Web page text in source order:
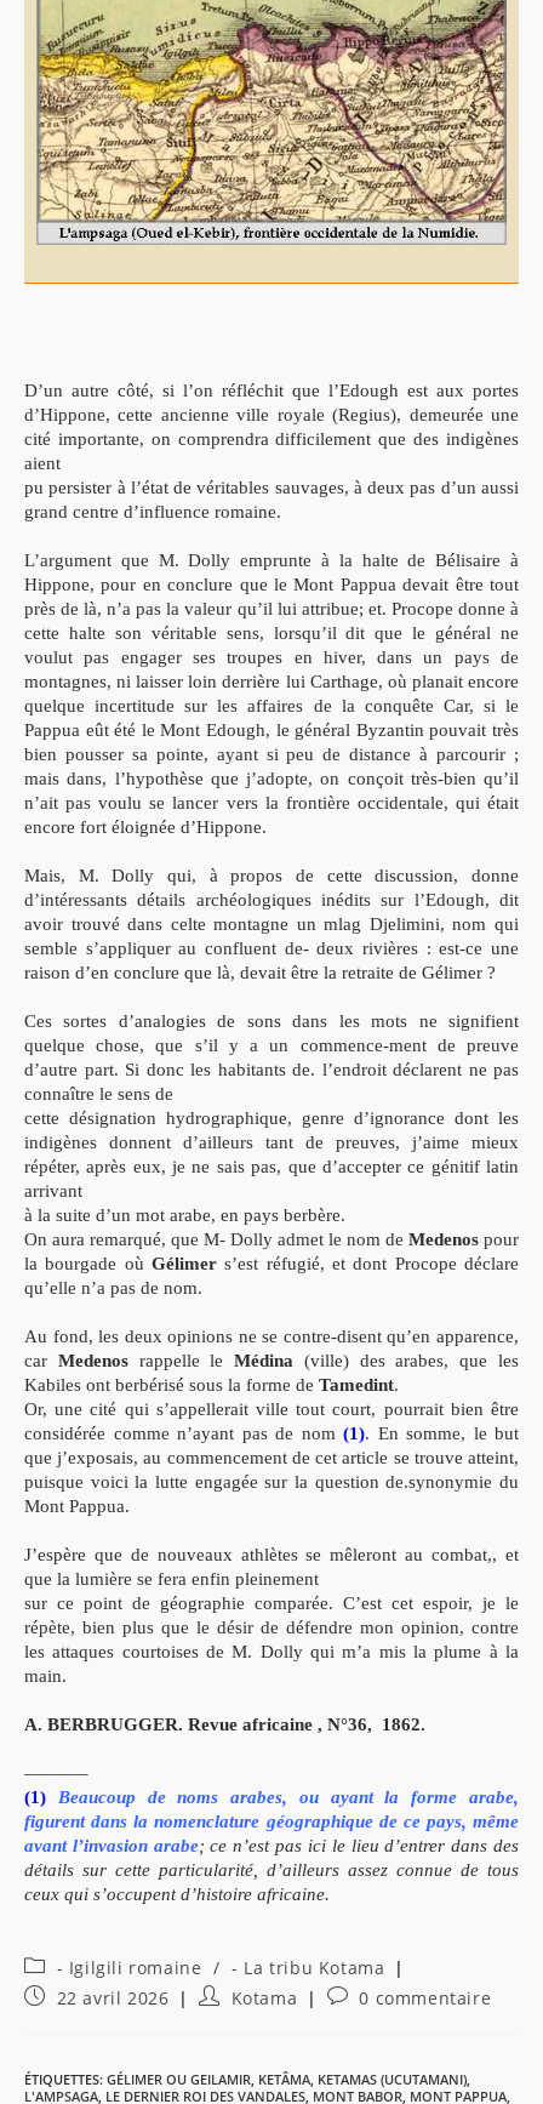
D’un autre côté, si l’on réfléchit que l’Edough est aux portes
d’Hippone, cette ancienne ville royale (Regius), demeurée une
cité importante, on comprendra difficilement que des indigènes
aient
pu persister à l’état de véritables sauvages, à deux pas d’un aussi
grand centre d’influence romaine.
L’argument que M. Dolly emprunte à la halte de Bélisaire à
Hippone, pour en conclure que le Mont Pappua devait être tout
près de là, n’a pas la valeur qu’il lui attribue; et. Procope donne à
cette halte son véritable sens, lorsqu’il dit que le général ne
voulut pas engager ses troupes en hiver, dans un pays de
montagnes, ni laisser loin derrière lui Carthage, où planait encore
quelque incertitude sur les affaires de la conquête Car, si le
Pappua eût été le Mont Edough, le général Byzantin pouvait très
bien pousser sa pointe, ayant si peu de distance à parcourir ;
mais dans, l’hypothèse que j’adopte, on conçoit très-bien qu’il
n’ait pas voulu se lancer vers la frontière occidentale, qui était
encore fort éloignée d’Hippone.
Mais, M. Dolly qui, à propos de cette discussion, donne
d’intéressants détails archéologiques inédits sur l’Edough, dit
avoir trouvé dans celte montagne un mlag Djelimini, nom qui
semble s’appliquer au confluent de- deux rivières : est-ce une
raison d’en conclure que là, devait être la retraite de Gélimer ?
Ces sortes d’analogies de sons dans les mots ne signifient
quelque chose, que s’il y a un commence-ment de preuve
d’autre part. Si donc les habitants de. l’endroit déclarent ne pas
connaître le sens de
cette désignation hydrographique, genre d’ignorance dont les
indigènes donnent d’ailleurs tant de preuves, j’aime mieux
répéter, après eux, je ne sais pas, que d’accepter ce génitif latin
arrivant
à la suite d’un mot arabe, en pays berbère.
On aura remarqué, que M- Dolly admet le nom de Medenos pour
la bourgade où Gélimer s’est réfugié, et dont Procope déclare
qu’elle n’a pas de nom.
Au fond, les deux opinions ne se contre-disentqu’en apparence,
car Medenosrappelle leMédina (ville) des arabes, que les
Kabiles ont berbérisé sous la forme de Tamedint.
Or, une cité qui s’appellerait ville tout court, pourrait bien être
considérée comme n’ayant pas de nom (1). En somme, le but
que j’exposais, au commencement de cet article se trouve atteint,
puisque voici la lutte engagée sur la question de.synonymie du
Mont Pappua.
J’espère que de nouveaux athlètes se mêleront au combat,, et
que la lumière se fera enfin pleinement
sur ce point de géographie comparée. C’est cet espoir, je le
répète, bien plus que le désir de défendre mon opinion, contre
les attaques courtoises de M. Dolly qui m’a mis la plume à la
main.
A. BERBRUGGER. Revue africaine , N°36, 1862.
———–
(1)
Beaucoup de noms arabes, ou ayant la forme arabe,
figurent dans la nomenclature géographique de ce pays, même
avant l’invasion arabe; ce n’est pas ici le lieu d’entrer dans des
détails sur cette particularité, d’ailleurs assez connue de tous
ceux qui s’occupent d’histoire africaine.
Post
category:
- Igilgili romaine / - La tribu Kotama
Publication
22 avril 2026
Auteur/autrice
Kotama
Commentaires
0 commentaire
ÉTIQUETTES: GÉLIMER OU GEILAMIR KETÂMA KETAMAS (UCUTAMANI)
L'AMPSAGA LE DERNIER ROI DES VANDALES MONT BABOR MONT PAPPUA